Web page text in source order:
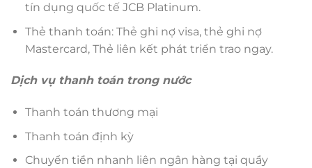
tín dụng quốc tế JCB Platinum.
Thẻ thanh toán: Thẻ ghi nợ visa, thẻ ghi nợ
Mastercard, Thẻ liên kết phát triển trao ngay.
Dịch vụ thanh toán trong nước
Thanh toán thương mại
Thanh toán định kỳ
Chuyển tiền nhanh liên ngân hàng tại quầy